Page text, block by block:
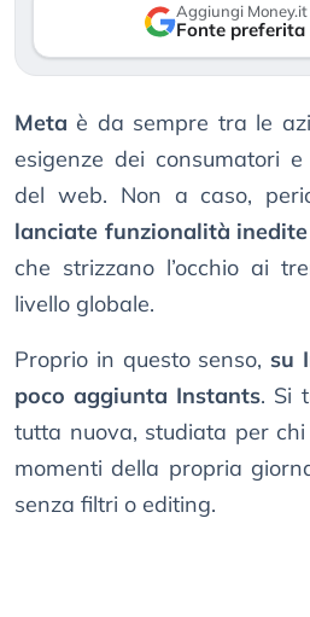
Aggiungi Money.it
Fonte preferita
Meta è da sempre tra le
esigenze dei consumatori
del web. Non a caso,
lanciate funzionalità inedite
che strizzano l’occhio ai
livello globale.
Proprio in questo senso, su
poco aggiunta Instants. Si
tutta nuova, studiata per
momenti della propria
senza filtri o editing.